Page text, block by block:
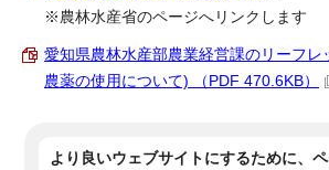
※農林水産省のページへリンクします
愛知県農林水産部農業経営課のリーフレ
農薬の使用について) （PDF 470.6KB）
より良いウェブサイトにするために、